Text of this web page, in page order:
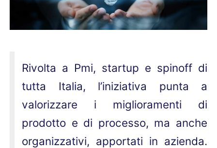
Rivolta a Pmi, startup e spinoff di
tutta Italia, l’iniziativa punta a
valorizzare i miglioramenti di
prodotto e di processo, ma anche
organizzativi, apportati in azienda.